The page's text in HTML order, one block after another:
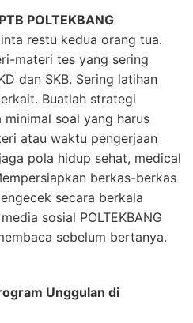
POLTEKBANG
restu kedua orang tua.
materi tes yang sering
dan SKB. Sering latihan
Buatlah strategi
soal yang harus
atau waktu pengerjaan
pola hidup sehat, medical
berkas-berkas
secara berkala
sosial POLTEKBANG
sebelum bertanya.
Unggulan di